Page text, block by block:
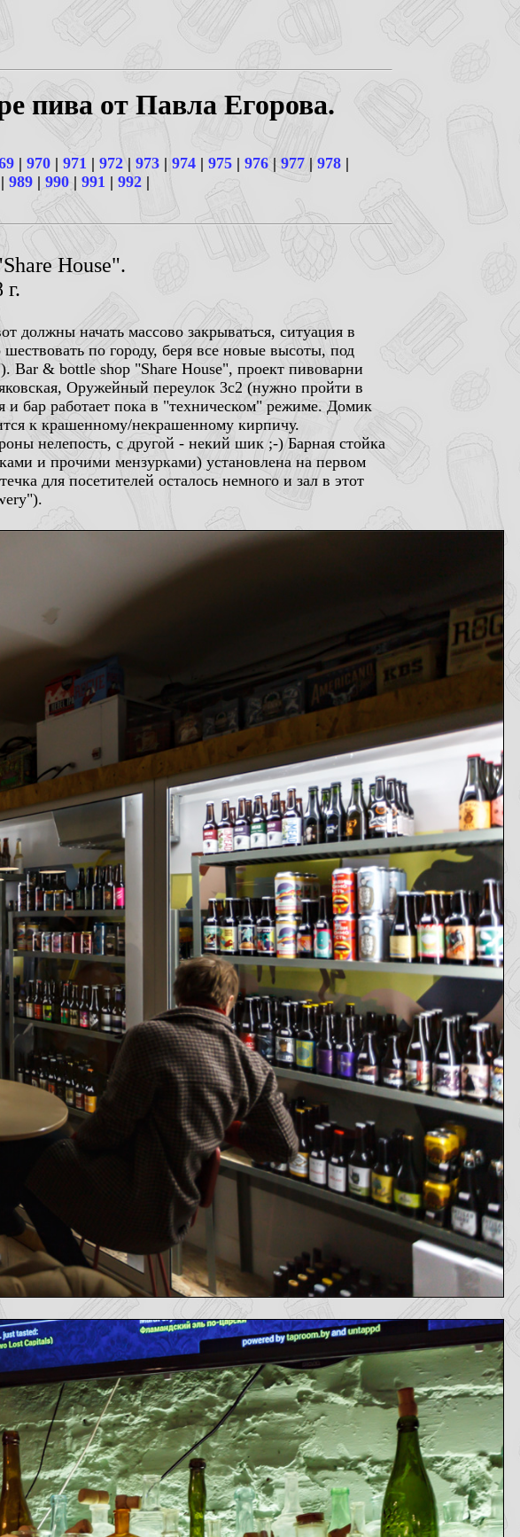
пива от Павла Егорова.
| 970 | 971 | 972 | 973 | 974 | 975 | 976| 977 | 978 |
| 989 | 990 | 991 | 992 |
House".
должны начать массово закрываться, ситуация в
по городу, беря все новые высоты, под
& bottle shop "Share House", проект пивоварни
Оружейный переулок 3с2 (нужно пройти в
бар работает пока в "техническом" режиме. Домик
к крашенному/некрашенному кирпичу.
нелепость, с другой - некий шик ;-) Барная стойка
и прочими мензурками) установлена на первом
для посетителей осталось немного и зал в этот